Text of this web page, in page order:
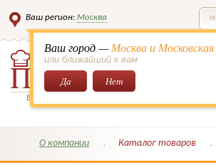
Ваш регион: Москва
Ваш город —Москва и
или ближайший к вам
Да Нет
Всё для кондитеров и поваров!
О компании Каталог товаров